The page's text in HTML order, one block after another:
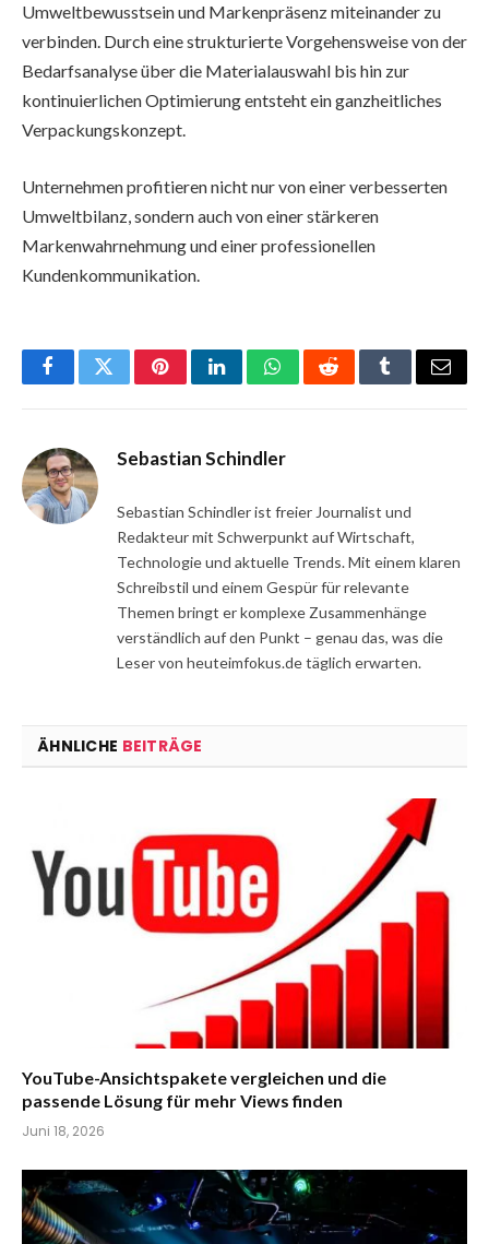
Umweltbewusstsein und Markenpräsenz miteinander zu
verbinden. Durch eine strukturierte Vorgehensweise von der
Bedarfsanalyse über die Materialauswahl bis hin zur
kontinuierlichen Optimierung entsteht ein ganzheitliches
Verpackungskonzept.
Unternehmen profitieren nicht nur von einer verbesserten
Umweltbilanz, sondern auch von einer stärkeren
Markenwahrnehmung und einer professionellen
Kundenkommunikation.
FacebookTwitterPinterestLinkedInWhatsAppRedditTumblrEmail
Sebastian Schindler
Sebastian Schindler ist freier Journalist und
Redakteur mit Schwerpunkt auf Wirtschaft,
Technologie und aktuelle Trends. Mit einem klaren
Schreibstil und einem Gespür für relevante
Themen bringt er komplexe Zusammenhänge
verständlich auf den Punkt – genau das, was die
Leser von heuteimfokus.de täglich erwarten.
ÄHNLICHE BEITRÄGE
YouTube-Ansichtspakete vergleichen und die
passende Lösung für mehr Views finden
Juni 18, 2026